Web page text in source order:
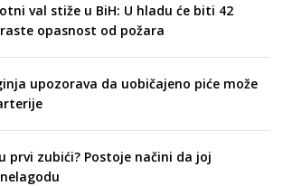
val stiže u BiH: U hladu će biti 42
opasnost od požara
upozorava da uobičajeno piće može
prvi zubići? Postoje načini da joj